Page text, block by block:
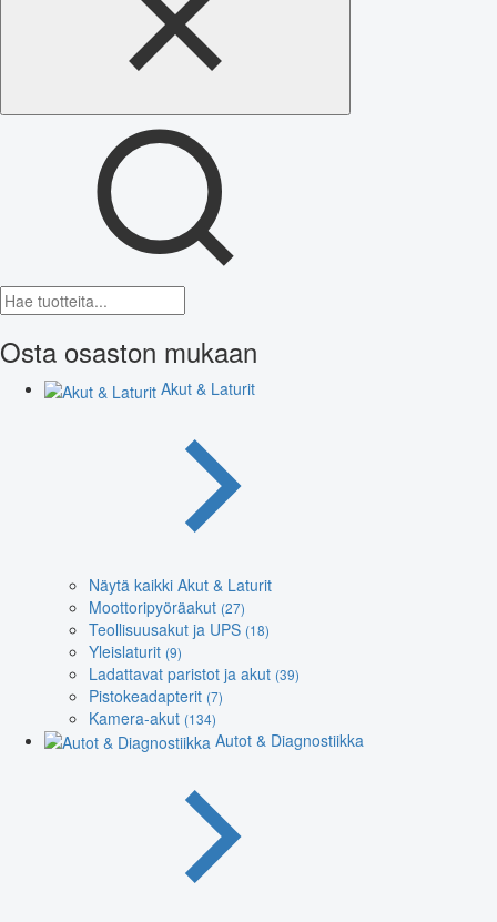
Osta osaston mukaan
Akut & Laturit
Näytä kaikki Akut & Laturit
Moottoripyöräakut (27)
Teollisuusakut ja UPS (18)
Yleislaturit (9)
Ladattavat paristot ja akut (39)
Pistokeadapterit (7)
Kamera-akut (134)
Autot & Diagnostiikka